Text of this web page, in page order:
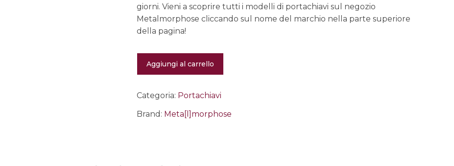
giorni. Vieni a scoprire tutti i modelli di portachiavi sul negozio
Metalmorphose cliccando sul nome del marchio nella parte superiore
della pagina!
Padel
quantità
Aggiungi al carrello
Categoria: Portachiavi
Brand: Meta[l]morphose